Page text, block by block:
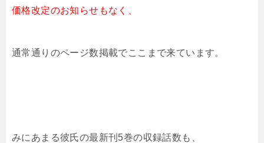
価格改定のお知らせもなく、
通常通りのページ数掲載でここまで来ています。
みにあまる彼氏の最新刊5巻の収録話数も、